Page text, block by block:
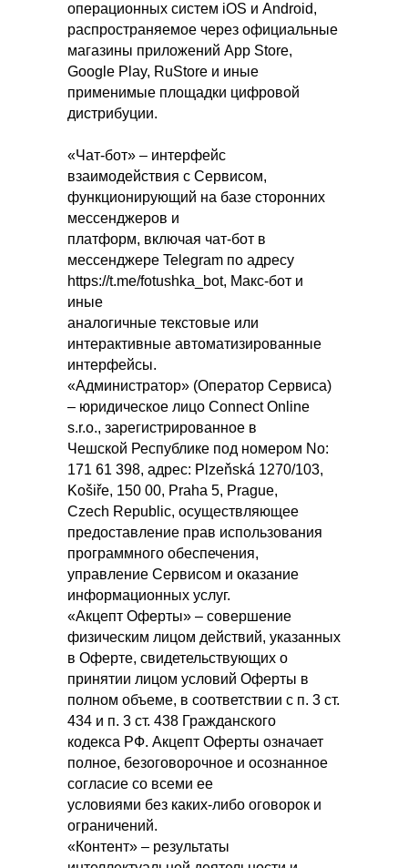
операционных систем iOS и Android,
распространяемое через официальные
магазины приложений App Store,
Google Play, RuStore и иные
применимые площадки цифровой
дистрибуции.
«Чат-бот» – интерфейс
взаимодействия с Сервисом,
функционирующий на базе сторонних
мессенджеров и
платформ, включая чат-бот в
мессенджере Telegram по адресу
https://t.me/fotushka_bot, Макс-бот и
иные
аналогичные текстовые или
интерактивные автоматизированные
интерфейсы.
«Администратор» (Оператор Сервиса)
– юридическое лицо Connect Online
s.r.o., зарегистрированное в
Чешской Республике под номером No:
171 61 398, адрес: Plzeňská 1270/103,
Košiře, 150 00, Praha 5, Prague,
Czech Republic, осуществляющее
предоставление прав использования
программного обеспечения,
управление Сервисом и оказание
информационных услуг.
«Акцепт Оферты» – совершение
физическим лицом действий, указанных
в Оферте, свидетельствующих о
принятии лицом условий Оферты в
полном объеме, в соответствии с п. 3 ст.
434 и п. 3 ст. 438 Гражданского
кодекса РФ. Акцепт Оферты означает
полное, безоговорочное и осознанное
согласие со всеми ее
условиями без каких-либо оговорок и
ограничений.
«Контент» – результаты